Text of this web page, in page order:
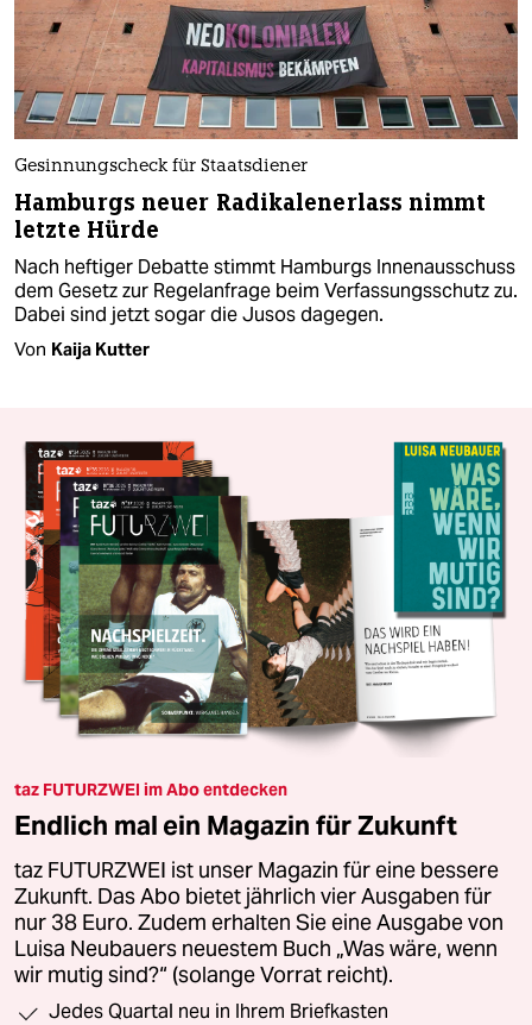
Gesinnungscheck für Staatsdiener
Hamburgs neuer Radikalenerlass nimmt
letzte Hürde
Nach heftiger Debatte stimmt Hamburgs Innenausschuss
dem Gesetz zur Regelanfrage beim Verfassungsschutz zu.
Dabei sind jetzt sogar die Jusos dagegen.
Von Kaija Kutter
taz FUTURZWEI im Abo entdecken
Endlich mal ein Magazin für Zukunft
taz FUTURZWEI ist unser Magazin für eine bessere
Zukunft. Das Abo bietet jährlich vier Ausgaben für
nur 38 Euro. Zudem erhalten Sie eine Ausgabe von
Luisa Neubauers neuestem Buch „Was wäre, wenn
wir mutig sind?“ (solange Vorrat reicht).
Jedes Quartal neu in Ihrem Briefkasten